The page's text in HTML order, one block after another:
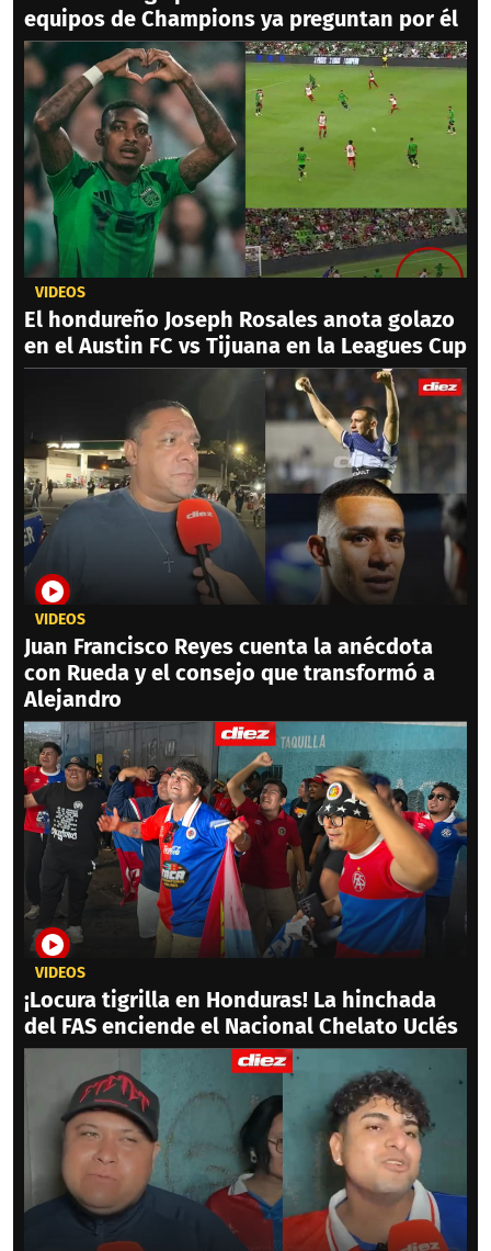
equipos de Champions ya preguntan por él
VIDEOS
El hondureño Joseph Rosales anota golazo
en el Austin FC vs Tijuana en la Leagues Cup
VIDEOS
Juan Francisco Reyes cuenta la anécdota
con Rueda y el consejo que transformó a
Alejandro
VIDEOS
¡Locura tigrilla en Honduras! La hinchada
del FAS enciende el Nacional Chelato Uclés